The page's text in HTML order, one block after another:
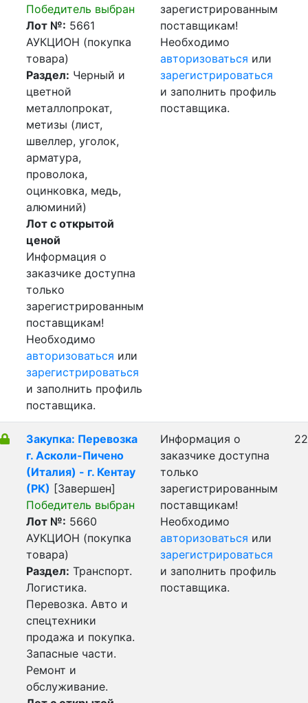
Победитель выбран
Лот №: 5661
АУКЦИОН (покупка
товара)
Раздел: Черный и
цветной
металлопрокат,
метизы (лист,
швеллер, уголок,
арматура,
проволока,
оцинковка, медь,
алюминий)
Лот с открытой
ценой
Информация о
заказчике доступна
только
зарегистрированным
поставщикам!
Необходимо
авторизоваться или
зарегистрироваться
и заполнить профиль
поставщика.
зарегистрированным
поставщикам!
Необходимо
авторизоваться или
зарегистрироваться
и заполнить профиль
поставщика.
Закупка: Перевозка
г. Асколи-Пичено
(Италия) - г. Кентау
(РК) [Завершен]
Победитель выбран
Лот №: 5660
АУКЦИОН (покупка
товара)
Раздел: Транспорт.
Логистика.
Перевозка. Авто и
спецтехники
продажа и покупка.
Запасные части.
Ремонт и
обслуживание.
Информация о
заказчике доступна
только
зарегистрированным
поставщикам!
Необходимо
авторизоваться или
зарегистрироваться
и заполнить профиль
поставщика.